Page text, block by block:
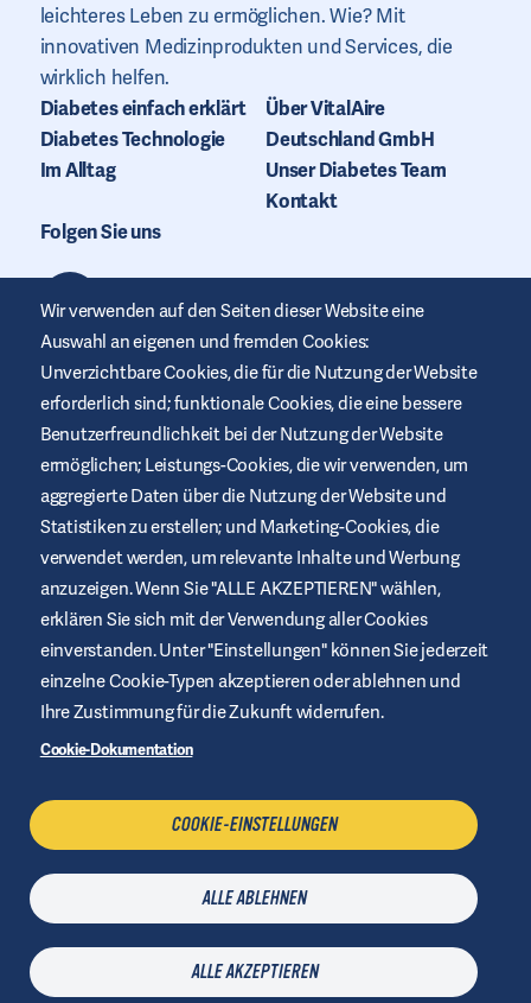
leichteres Leben zu ermöglichen. Wie? Mit
innovativen Medizinprodukten und Services, die
wirklich helfen.
Diabetes einfach erklärt
Diabetes Technologie
Im Alltag
Über VitalAire
Deutschland GmbH
Unser Diabetes Team
Kontakt
Folgen Sie uns
Diese Website wird von Air Liquide Healthcare bereitgestellt, um
Menschen mit Diabetes aufzuklären und zu unterstützen. Es
dient nur zur Information und ersetzt keine medizinischen
Empfehlungen. Lassen Sie sich immer von einem Arzt beraten.
Nutzungsbedingungen
KONTAKT
06 August 2026 | © Air Liquide Healthcare 2021
Wir verwenden auf den Seiten dieser Website eine
Auswahl an eigenen und fremden Cookies:
Unverzichtbare Cookies, die für die Nutzung der Website
erforderlich sind; funktionale Cookies, die eine bessere
Benutzerfreundlichkeit bei der Nutzung der Website
ermöglichen; Leistungs-Cookies, die wir verwenden, um
aggregierte Daten über die Nutzung der Website und
Statistiken zu erstellen; und Marketing-Cookies, die
verwendet werden, um relevante Inhalte und Werbung
anzuzeigen. Wenn Sie "ALLE AKZEPTIEREN" wählen,
erklären Sie sich mit der Verwendung aller Cookies
einverstanden. Unter "Einstellungen" können Sie jederzeit
einzelne Cookie-Typen akzeptieren oder ablehnen und
Ihre Zustimmung für die Zukunft widerrufen.
Cookie-Dokumentation
COOKIE-EINSTELLUNGEN
ALLE ABLEHNEN
ALLE AKZEPTIEREN